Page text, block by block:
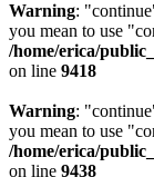
Warning:
you mean to use
/home/erica/
on line 9418
Warning:
you mean to use
/home/erica/
on line 9438